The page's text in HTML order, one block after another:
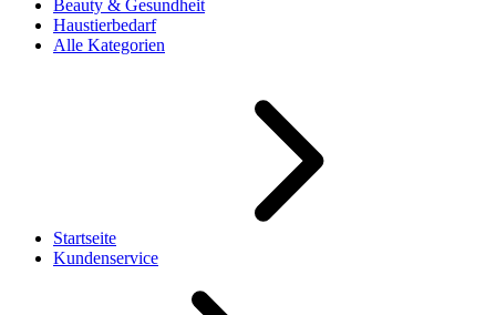
Beauty & Gesundheit
Haustierbedarf
Alle Kategorien
Startseite
Kundenservice